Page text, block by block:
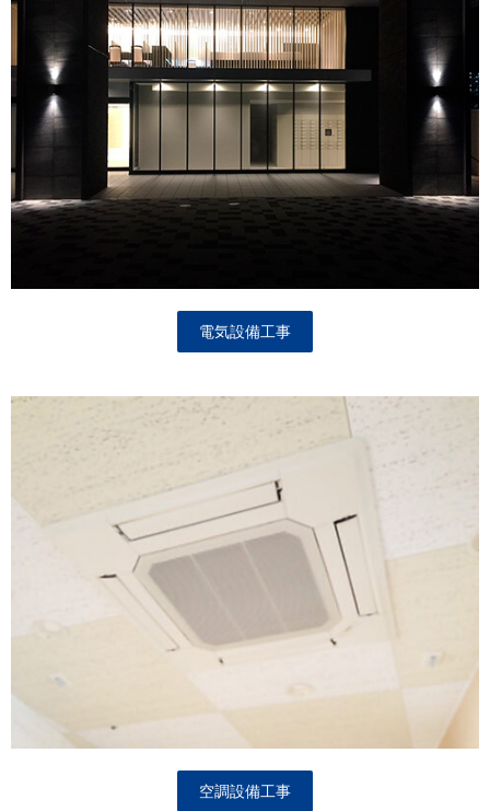
電気設備工事
空調設備工事